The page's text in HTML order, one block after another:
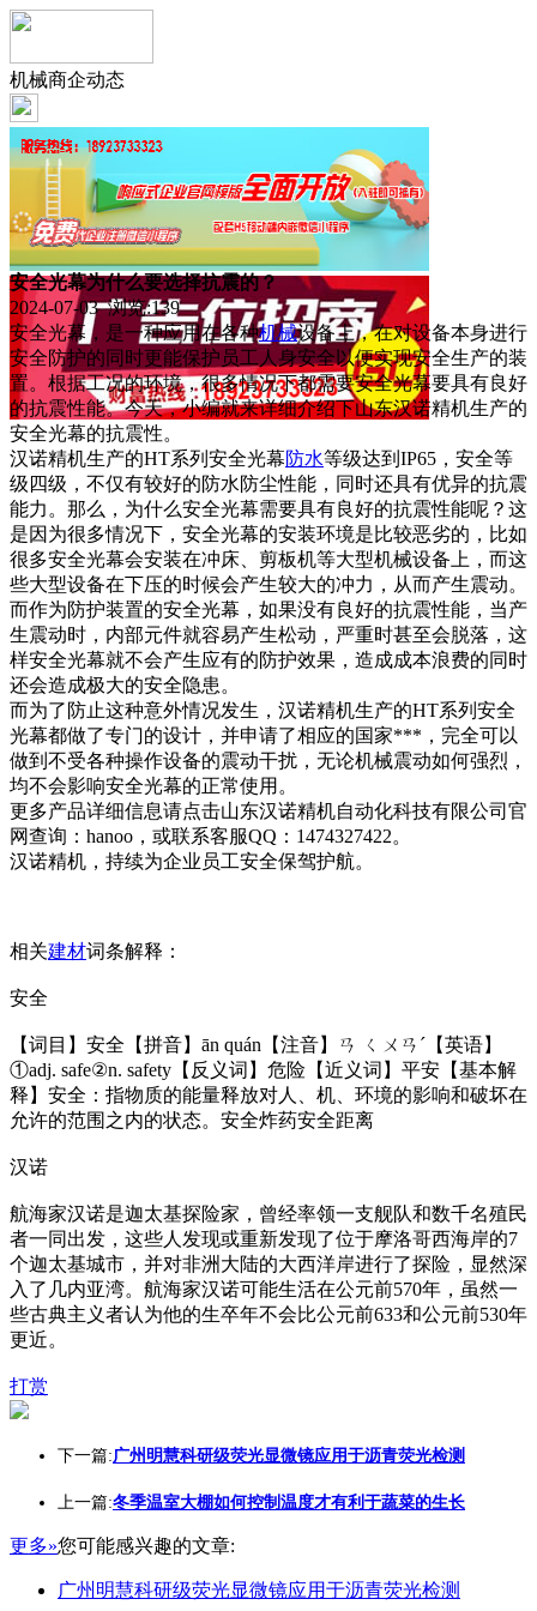
机械商企动态
安全光幕为什么要选择抗震的？
2024-07-03 浏览:139
安全光幕，是一种应用在各种机械设备上，在对设备本身进行
安全防护的同时更能保护员工人身安全以便实现安全生产的装
置。根据工况的环境，很多情况下都需要安全光幕要具有良好
的抗震性能。今天，小编就来详细介绍下山东汉诺精机生产的
安全光幕的抗震性。
汉诺精机生产的HT系列安全光幕防水等级达到IP65，安全等
级四级，不仅有较好的防水防尘性能，同时还具有优异的抗震
能力。那么，为什么安全光幕需要具有良好的抗震性能呢？这
是因为很多情况下，安全光幕的安装环境是比较恶劣的，比如
很多安全光幕会安装在冲床、剪板机等大型机械设备上，而这
些大型设备在下压的时候会产生较大的冲力，从而产生震动。
而作为防护装置的安全光幕，如果没有良好的抗震性能，当产
生震动时，内部元件就容易产生松动，严重时甚至会脱落，这
样安全光幕就不会产生应有的防护效果，造成成本浪费的同时
还会造成极大的安全隐患。
而为了防止这种意外情况发生，汉诺精机生产的HT系列安全
光幕都做了专门的设计，并申请了相应的国家***，完全可以
做到不受各种操作设备的震动干扰，无论机械震动如何强烈，
均不会影响安全光幕的正常使用。
更多产品详细信息请点击山东汉诺精机自动化科技有限公司官
网查询：hanoo，或联系客服QQ：1474327422。
汉诺精机，持续为企业员工安全保驾护航。
相关建材词条解释：
安全
【词目】安全【拼音】ān quán【注音】ㄢ ㄑㄨㄢˊ【英语】
①adj. safe②n. safety【反义词】危险【近义词】平安【基本解
释】安全：指物质的能量释放对人、机、环境的影响和破坏在
允许的范围之内的状态。安全炸药安全距离
汉诺
航海家汉诺是迦太基探险家，曾经率领一支舰队和数千名殖民
者一同出发，这些人发现或重新发现了位于摩洛哥西海岸的7
个迦太基城市，并对非洲大陆的大西洋岸进行了探险，显然深
入了几内亚湾。航海家汉诺可能生活在公元前570年，虽然一
些古典主义者认为他的生卒年不会比公元前633和公元前530年
更近。
打赏
下一篇:广州明慧科研级荧光显微镜应用于沥青荧光检测
上一篇:冬季温室大棚如何控制温度才有利于蔬菜的生长
更多»您可能感兴趣的文章:
广州明慧科研级荧光显微镜应用于沥青荧光检测